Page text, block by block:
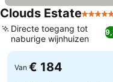
Clouds Estate5
Directe toegang tot
naburige wijnhuizen
Van € 184